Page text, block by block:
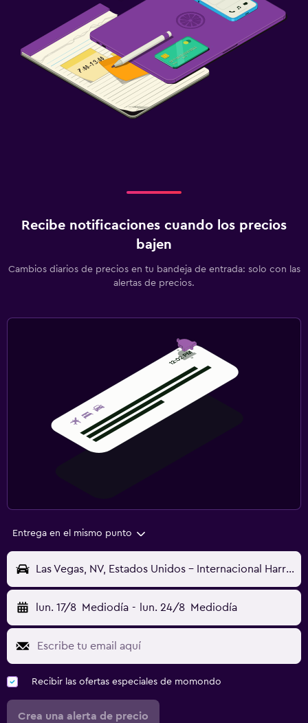
Recibe notificaciones cuando los precios
bajen
Cambios diarios de precios en tu bandeja de entrada: solo con las
alertas de precios.
Entrega en el mismo punto
Las Vegas, NV, Estados Unidos - Internacional Harry Reid (LAS)
lun. 17/8 Mediodía - lun. 24/8 Mediodía
Recibir las ofertas especiales de momondo
Crea una alerta de precio